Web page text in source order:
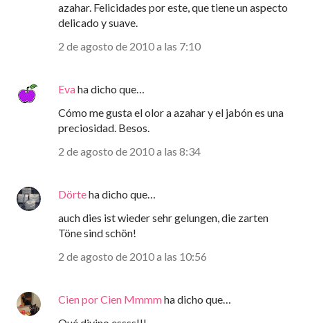
azahar. Felicidades por este, que tiene un aspecto
delicado y suave.
2 de agosto de 2010 a las 7:10
Evaha dicho que…
Cómo me gusta el olor a azahar y el jabón es una
preciosidad. Besos.
2 de agosto de 2010 a las 8:34
Dörteha dicho que…
auch dies ist wieder sehr gelungen, die zarten
Töne sind schön!
2 de agosto de 2010 a las 10:56
Cien por Cien Mmmmha dicho que…